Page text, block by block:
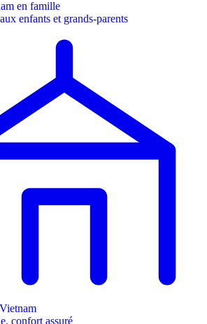
en famille
enfants et grands-parents
confort assuré